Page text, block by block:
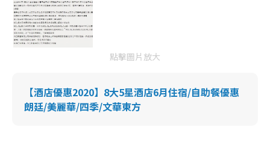
點擊圖片放大
【酒店優惠2020】8大5星酒店6月住宿/自助餐優惠
朗廷/美麗華/四季/文華東方